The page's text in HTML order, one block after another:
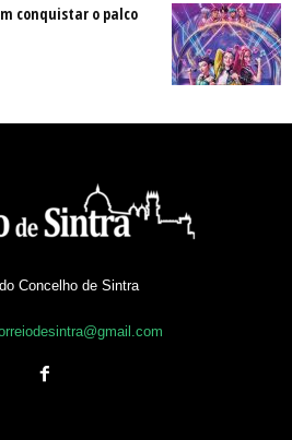
conquistar o palco
Concelho de Sintra